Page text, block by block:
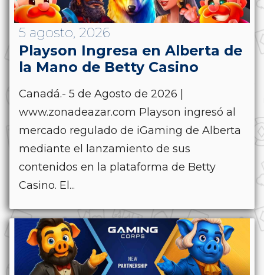
5 agosto, 2026
Playson Ingresa en Alberta de
la Mano de Betty Casino
Canadá.- 5 de Agosto de 2026 |
www.zonadeazar.com Playson ingresó al
mercado regulado de iGaming de Alberta
mediante el lanzamiento de sus
contenidos en la plataforma de Betty
Casino. El...